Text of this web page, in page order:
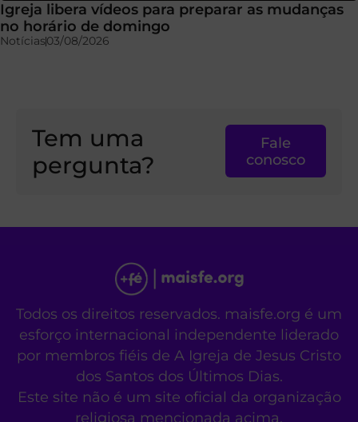
Igreja libera vídeos para preparar as mudanças
no horário de domingo
Notícias03/08/2026
Tem uma
pergunta?
Fale
conosco
Todos os direitos reservados. maisfe.org é um
esforço internacional independente liderado
por membros fiéis de A Igreja de Jesus Cristo
dos Santos dos Últimos Dias.
Este site não é um site oficial da organização
religiosa mencionada acima.